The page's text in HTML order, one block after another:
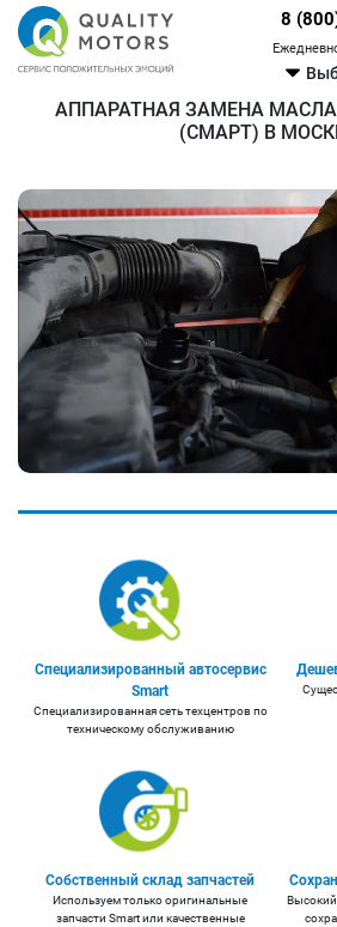
8
АППАРАТНАЯ ЗАМЕНА МАСЛА
(СМАРТ) В
Специализированный автосервис
Smart
Специализированная сеть техцентров по
техническому обслуживанию
Собственный склад запчастей
Используем только оригинальные
запчасти Smart или качественные
Высокий